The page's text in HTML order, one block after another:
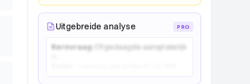
Uitgebreide analyse PRO
Kernvraag:
Of gedaagde aansprakelijk